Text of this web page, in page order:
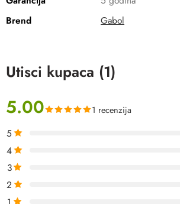
Brend
Gabol
Utisci kupaca (1)
5.00 1 recenzija
5
4
3
2